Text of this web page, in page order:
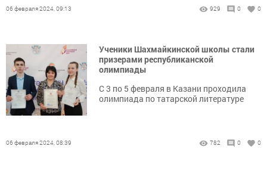
06 февраля 2024, 09:13 929 0 0
Ученики Шахмайкинской школы стали
призерами республиканской
олимпиады
С 3 по 5 февраля в Казани проходила
олимпиада по татарской литературе
06 февраля 2024, 08:39 782 0 0